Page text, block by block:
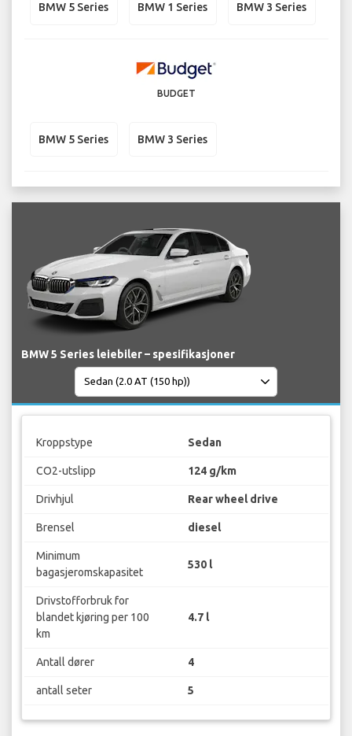
BMW 5 Series BMW 1 Series BMW 3 Series
BUDGET
BMW 5 Series BMW 3 Series
BMW 5 Series leiebiler – spesifikasjoner
Kroppstype Sedan
CO2-utslipp 124 g/km
Drivhjul Rear wheel drive
Brensel diesel
Minimum
bagasjeromskapasitet
530 l
Drivstofforbruk for
blandet kjøring per 100
km
4.7 l
Antall dører 4
antall seter 5